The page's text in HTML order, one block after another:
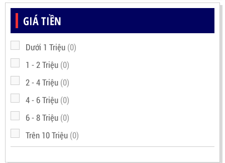
GIÁ TIỀN
Dưới 1 Triệu (0)
1 - 2 Triệu (0)
2 - 4 Triệu (0)
4 - 6 Triệu (0)
6 - 8 Triệu (0)
Trên 10 Triệu (0)